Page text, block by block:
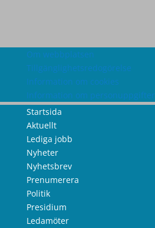
Om webbplatsen
Tillgänglighetsredogörelse
Information om cookies
Information om personuppgifter
Startsida
Aktuellt
Lediga jobb
Nyheter
Nyhetsbrev
Prenumerera
Politik
Presidium
Ledamöter